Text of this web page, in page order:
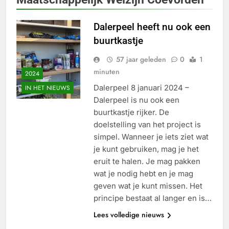
2024
IN HET NIEUWS
Dalerpeel heeft nu ook een
buurtkastje
57 jaar geleden 0
1
minuten
Dalerpeel 8 januari 2024 –
Dalerpeel is nu ook een
buurtkastje rijker. De
doelstelling van het project is
simpel. Wanneer je iets ziet wat
je kunt gebruiken, mag je het
eruit te halen. Je mag pakken
wat je nodig hebt en je mag
geven wat je kunt missen. Het
principe bestaat al langer en is…
Lees volledige nieuws